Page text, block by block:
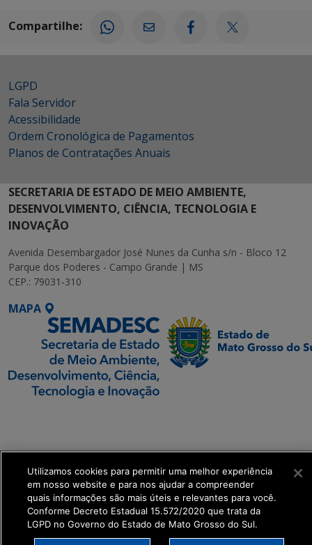
Compartilhe:
LGPD
Fala Servidor
Acessibilidade
Ordem Cronológica de Pagamentos
Planos de Contratações Anuais
SECRETARIA DE ESTADO DE MEIO AMBIENTE,
DESENVOLVIMENTO, CIÊNCIA, TECNOLOGIA E
INOVAÇÃO
Avenida Desembargador José Nunes da Cunha s/n - Bloco 12
Parque dos Poderes - Campo Grande | MS
CEP.: 79031-310
MAPA
Transformação Digital
get_footer();
Utilizamos cookies para permitir uma melhor experiência
em nosso website e para nos ajudar a compreender
quais informações são mais úteis e relevantes para você.
Conforme Decreto Estadual 15.572/2020 que trata da
LGPD no Governo do Estado de Mato Grosso do Sul.